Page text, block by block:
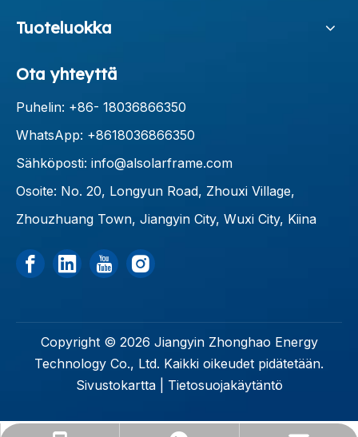
Tuoteluokka
Ota yhteyttä
Puhelin: +86- 18036866350
WhatsApp: +8618036866350
Sähköposti: info@alsolarframe.com
Osoite: No. 20, Longyun Road, Zhouxi Village,
Zhouzhuang Town, Jiangyin City, Wuxi City, Kiina
Copyright © 2026 Jiangyin Zhonghao Energy
Technology Co., Ltd. Kaikki oikeudet pidätetään.
Sivustokartta| Tietosuojakäytäntö